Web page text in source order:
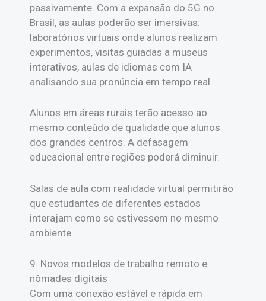
passivamente. Com a expansão do 5G no
Brasil, as aulas poderão ser imersivas:
laboratórios virtuais onde alunos realizam
experimentos, visitas guiadas a museus
interativos, aulas de idiomas com IA
analisando sua pronúncia em tempo real.
Alunos em áreas rurais terão acesso ao
mesmo conteúdo de qualidade que alunos
dos grandes centros. A defasagem
educacional entre regiões poderá diminuir.
Salas de aula com realidade virtual permitirão
que estudantes de diferentes estados
interajam como se estivessem no mesmo
ambiente.
9. Novos modelos de trabalho remoto e
nômades digitais
Com uma conexão estável e rápida em